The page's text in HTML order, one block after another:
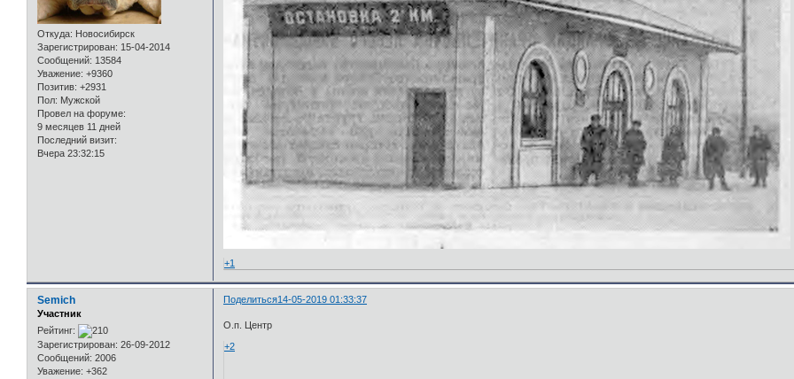
Откуда: Новосибирск
Зарегистрирован: 15-04-2014
Сообщений: 13584
Уважение: +9360
Позитив: +2931
Пол: Мужской
Провел на форуме:
9 месяцев 11 дней
Последний визит:
Вчера 23:32:15
+1
Поделиться14-05-2019 01:33:37
Semich
Участник
Рейтинг:
Зарегистрирован: 26-09-2012
Сообщений: 2006
Уважение: +362
О.п. Центр
+2